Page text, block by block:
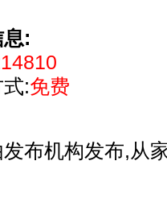
:
:免费
布机构发布,从